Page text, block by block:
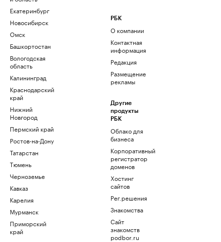
Екатеринбург
Новосибирск
Омск
Башкортостан
Вологодская
область
Калининград
Краснодарский
край
Нижний
Новгород
Пермский край
Ростов-на-Дону
Татарстан
Тюмень
Черноземье
Кавказ
Карелия
Мурманск
Приморский
край
РБК
О компании
Контактная
информация
Редакция
Размещение
рекламы
Другие
продукты
РБК
Облако для
бизнеса
Корпоративный
регистратор
доменов
Хостинг
сайтов
Рег.решения
Знакомства
Сайт
знакомств
podbor.ru